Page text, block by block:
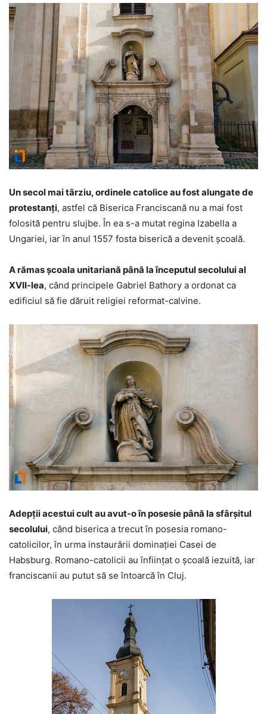
Un secol mai târziu, ordinele catolice au fost alungate de
protestanţi, astfel că Biserica Franciscană nu a mai fost
folosită pentru slujbe. În ea s-a mutat regina Izabella a
Ungariei, iar în anul 1557 fosta biserică a devenit şcoală.
A rămas școala unitariană până la începutul secolului al
XVII-lea, când principele Gabriel Bathory a ordonat ca
edificiul să fie dăruit religiei reformat-calvine.
Adepţii acestui cult au avut-o în posesie până la sfârşitul
secolului, când biserica a trecut în posesia romano-
catolicilor, în urma instaurării dominației Casei de
Habsburg. Romano-catolicii au înfiinţat o şcoală iezuită, iar
franciscanii au putut să se întoarcă în Cluj.